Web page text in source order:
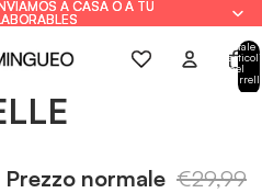
A CASA O A TU
A CASA O A TU
Totale
articoli
nel
Prezzo normale €29,99